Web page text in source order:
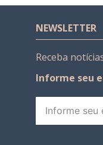
NEWSLETTER
Receba
Informe seu